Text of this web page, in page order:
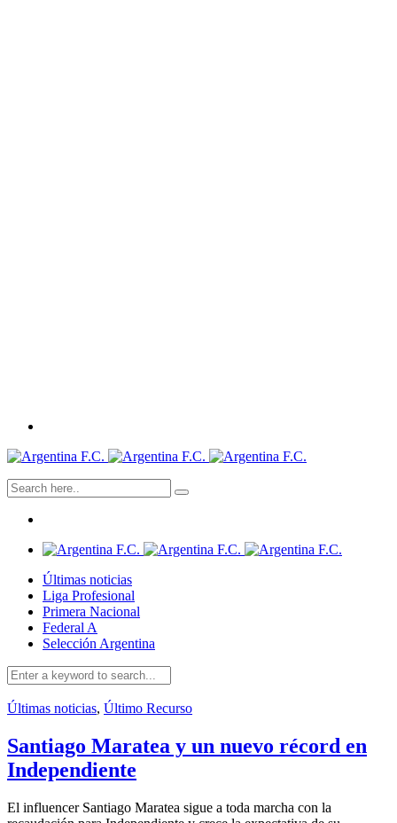
Últimas noticias
Liga Profesional
Primera Nacional
Federal A
Selección Argentina
Últimas noticias, Último Recurso
Santiago Maratea y un nuevo récord en
Independiente
El influencer Santiago Maratea sigue a toda marcha con la